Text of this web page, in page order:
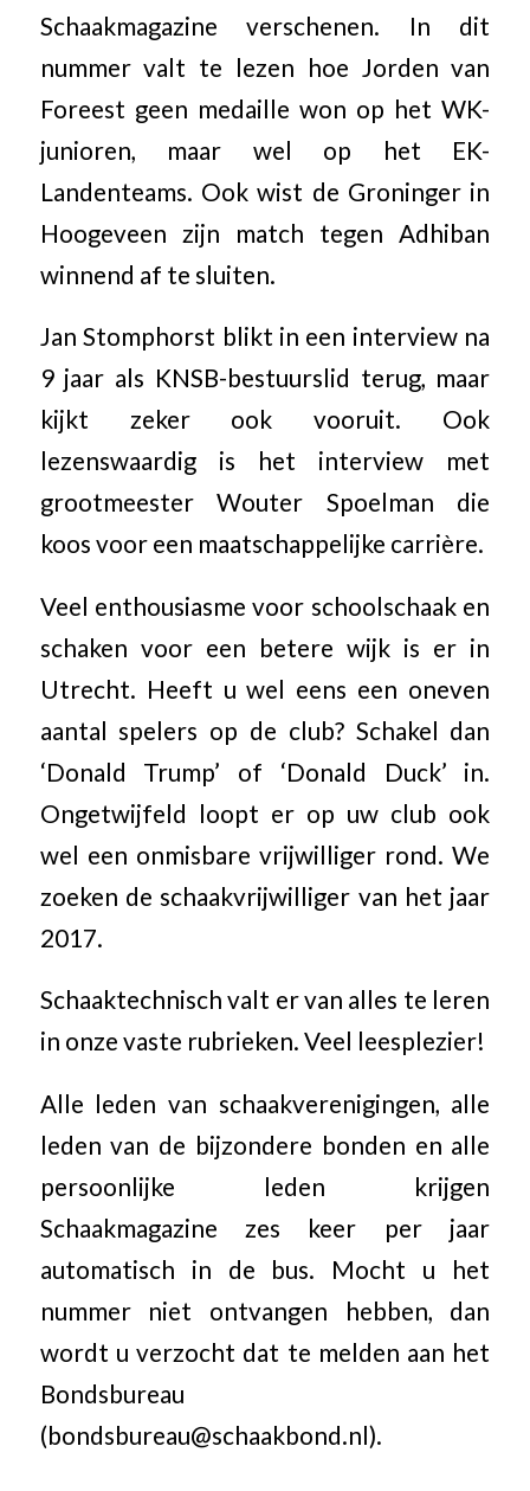
Schaakmagazine verschenen. In dit
nummer valt te lezen hoe Jorden van
Foreest geen medaille won op het WK-
junioren, maar wel op het EK-
Landenteams. Ook wist de Groninger in
Hoogeveen zijn match tegen Adhiban
winnend af te sluiten.
Jan Stomphorst blikt in een interview na
9 jaar als KNSB-bestuurslid terug, maar
kijkt zeker ook vooruit. Ook
lezenswaardig is het interview met
grootmeester Wouter Spoelman die
koos voor een maatschappelijke carrière.
Veel enthousiasme voor schoolschaak en
schaken voor een betere wijk is er in
Utrecht. Heeft u wel eens een oneven
aantal spelers op de club? Schakel dan
‘Donald Trump’ of ‘Donald Duck’ in.
Ongetwijfeld loopt er op uw club ook
wel een onmisbare vrijwilliger rond. We
zoeken de schaakvrijwilliger van het jaar
2017.
Schaaktechnisch valt er van alles te leren
in onze vaste rubrieken. Veel leesplezier!
Alle leden van schaakverenigingen, alle
leden van de bijzondere bonden en alle
persoonlijke leden krijgen
Schaakmagazine zes keer per jaar
automatisch in de bus. Mocht u het
nummer niet ontvangen hebben, dan
wordt u verzocht dat te melden aan het
Bondsbureau
(bondsbureau@schaakbond.nl).